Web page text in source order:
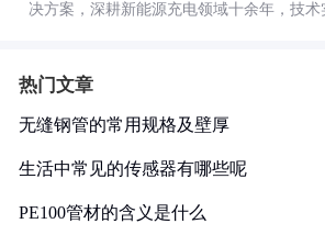
决方案，深耕新能源充电领域十余年，技术
热门文章
无缝钢管的常用规格及壁厚
生活中常见的传感器有哪些呢
PE100管材的含义是什么